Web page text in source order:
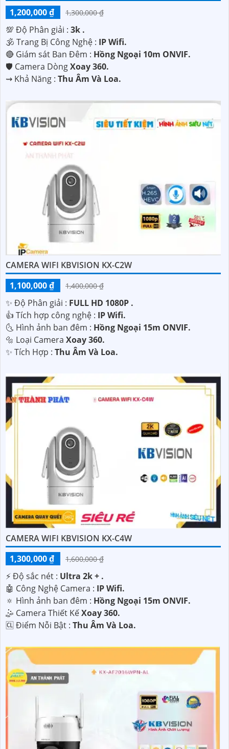
1,200,000 ₫
1,300,000 ₫
💯 Độ Phân giải : 3k .
🕉️ Trang Bị Công Nghệ : IP Wifi.
🔴 Giám sát Ban Đêm : Hồng Ngoại 10m ONVIF.
🛡 Camera DòngXoay 360.
️⇝ Khả Năng : Thu Âm Và Loa.
CAMERA WIFI KBVISION KX-C2W
1,100,000 ₫
1,400,000 ₫
✨ Độ Phân giải : FULL HD 1080P .
👍 Tích hợp công nghệ : IP Wifi.
🌜 Hình ảnh ban đêm : Hồng Ngoại 15m ONVIF.
🔩 Loại Camera Xoay 360.
️✨ Tích Hợp : Thu Âm Và Loa.
CAMERA WIFI KBVISION KX-C4W
1,300,000 ₫
1,600,000 ₫
️⚡ Độ sắc nét : Ultra 2k + .
🤖️ Công Nghệ Camera : IP Wifi.
🔅 Hình ảnh ban đêm : Hồng Ngoại 15m ONVIF.
🤹 Camera Thiết KếXoay 360.
️🆑 Điểm Nỗi Bật : Thu Âm Và Loa.